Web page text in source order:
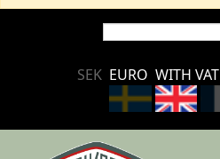
SEK EURO WITH VAT